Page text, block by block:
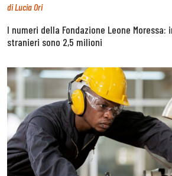
diLucia Ori
I numeri della Fondazione Leone
stranieri sono 2,5 milioni